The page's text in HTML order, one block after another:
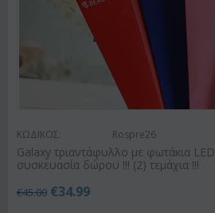
ΚΩΔΙΚΟΣ: Rospre26
Galaxy τριαντάφυλλο με φωτάκια
συσκευασία δώρου !!! (2) τεμάχια !!!
€45.00 €34.99